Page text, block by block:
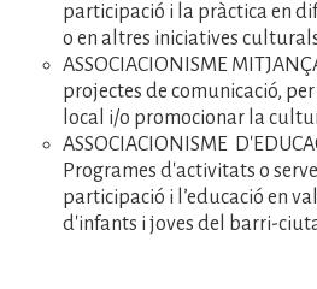
participació i la pràctica en
o en altres iniciatives
ASSOCIACIONISME
projectes de comunicació,
local i/o promocionar la
ASSOCIACIONISME
Programes d'activitats o
participació i l’educació en
d'infants i joves del barri-